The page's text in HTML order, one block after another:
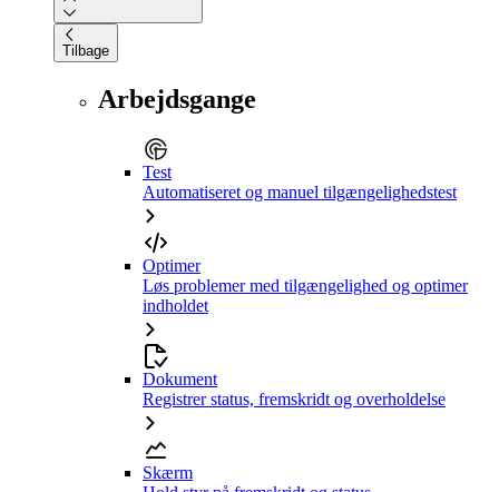
Tilbage
Arbejdsgange
Test
Automatiseret og manuel tilgængelighedstest
Optimer
Løs problemer med tilgængelighed og optimer
indholdet
Dokument
Registrer status, fremskridt og overholdelse
Skærm